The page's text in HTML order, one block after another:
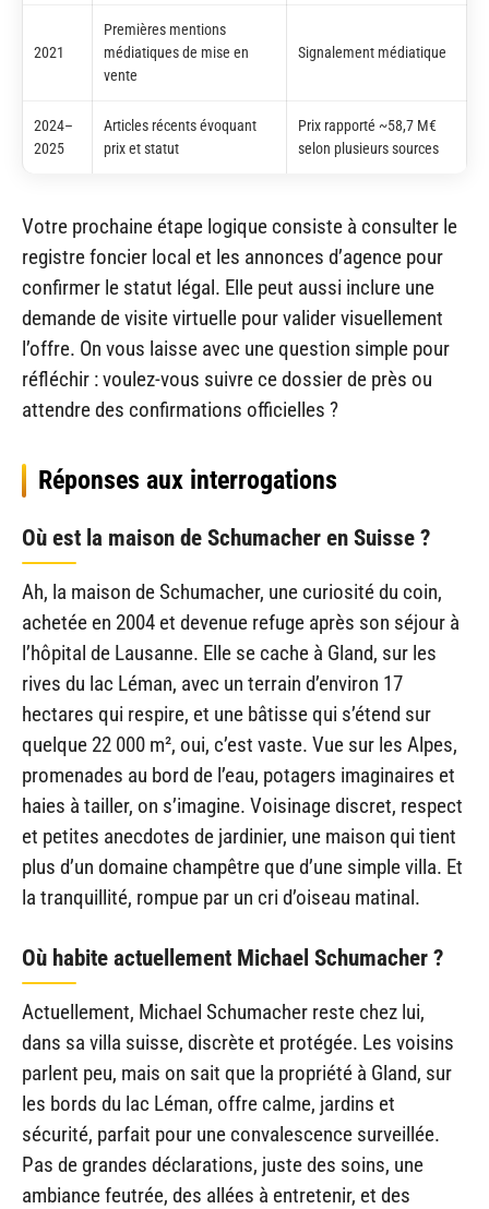
2021
Premières mentions
médiatiques de mise en
vente
Signalement médiatique
2024–
2025
Articles récents évoquant
prix et statut
Prix rapporté ~58,7 M€
selon plusieurs sources
Votre prochaine étape logique consiste à consulter le
registre foncier local et les annonces d’agence pour
confirmer le statut légal. Elle peut aussi inclure une
demande de visite virtuelle pour valider visuellement
l’offre. On vous laisse avec une question simple pour
réfléchir : voulez-vous suivre ce dossier de près ou
attendre des confirmations officielles ?
Réponses aux interrogations
Où est la maison de Schumacher en Suisse ?
Ah, la maison de Schumacher, une curiosité du coin,
achetée en 2004 et devenue refuge après son séjour à
l’hôpital de Lausanne. Elle se cache à Gland, sur les
rives du lac Léman, avec un terrain d’environ 17
hectares qui respire, et une bâtisse qui s’étend sur
quelque 22 000 m², oui, c’est vaste. Vue sur les Alpes,
promenades au bord de l’eau, potagers imaginaires et
haies à tailler, on s’imagine. Voisinage discret, respect
et petites anecdotes de jardinier, une maison qui tient
plus d’un domaine champêtre que d’une simple villa. Et
la tranquillité, rompue par un cri d’oiseau matinal.
Où habite actuellement Michael Schumacher ?
Actuellement, Michael Schumacher reste chez lui,
dans sa villa suisse, discrète et protégée. Les voisins
parlent peu, mais on sait que la propriété à Gland, sur
les bords du lac Léman, offre calme, jardins et
sécurité, parfait pour une convalescence surveillée.
Pas de grandes déclarations, juste des soins, une
ambiance feutrée, des allées à entretenir, et des